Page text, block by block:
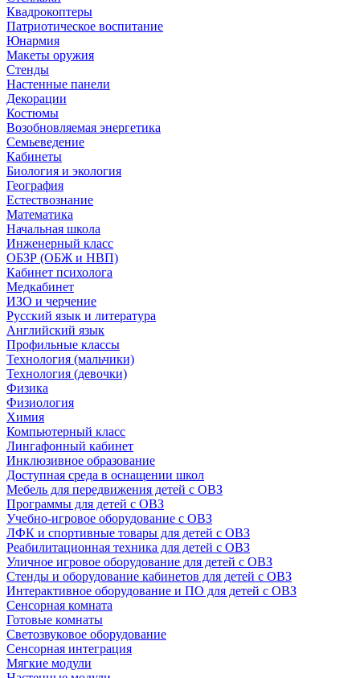
Квадрокоптеры
Патриотическое воспитание
Юнармия
Макеты оружия
Стенды
Настенные панели
Декорации
Костюмы
Возобновляемая энергетика
Семьеведение
Кабинеты
Биология и экология
География
Естествознание
Математика
Начальная школа
Инженерный класс
ОБЗР (ОБЖ и НВП)
Кабинет психолога
Медкабинет
ИЗО и черчение
Русский язык и литература
Английский язык
Профильные классы
Технология (мальчики)
Технология (девочки)
Физика
Физиология
Химия
Компьютерный класс
Лингафонный кабинет
Инклюзивное образование
Доступная среда в оснащении школ
Мебель для передвижения детей с ОВЗ
Программы для детей с ОВЗ
Учебно-игровое оборудование с ОВЗ
ЛФК и спортивные товары для детей с ОВЗ
Реабилитационная техника для детей с ОВЗ
Уличное игровое оборудование для детей с ОВЗ
Стенды и оборудование кабинетов для детей с ОВЗ
Интерактивное оборудование и ПО для детей с ОВЗ
Сенсорная комната
Готовые комнаты
Светозвуковое оборудование
Сенсорная интеграция
Мягкие модули